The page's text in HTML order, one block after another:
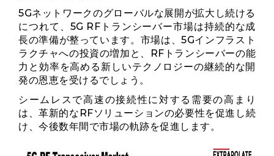
5Gネットワ​​ークのグローバルな展開が拡大し続ける
につれて、5G RFトランシーバー市場は持続的な成
長の準備が整っています。市場は、5Gインフラスト
ラクチャへの投資の増加と、RFトランシーバーの能
力と効率を高める新しいテクノロジーの継続的な開
発の恩恵を受けるでしょう。
シームレスで高速の接続性に対する需要の高まり
は、革新的なRFソリューションの必要性を促進し続
け、今後数年間で市場の軌跡を促進します。